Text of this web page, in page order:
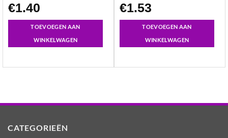
€1.40
TOEVOEGEN AAN
WINKELWAGEN
€1.53
TOEVOEGEN AAN
WINKELWAGEN
CATEGORIEËN